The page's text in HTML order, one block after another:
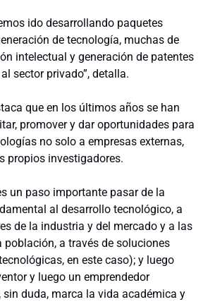
ido desarrollando paquetes
de tecnología, muchas de
intelectual y generación de patentes
sector privado”, detalla.
que en los últimos años se han
promover y dar oportunidades para
no solo a empresas externas,
propios investigadores.
un paso importante pasar de la
al desarrollo tecnológico, a
de la industria y del mercado y a las
población, a través de soluciones
en este caso); y luego
y luego un emprendedor
sin duda, marca la vida académica y